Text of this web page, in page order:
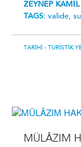
ZEYNEP KAMİL
TAGS: valide,
TARIHI - TURISTIK
MÜLÂZIM